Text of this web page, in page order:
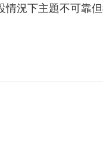
況下主題不可靠